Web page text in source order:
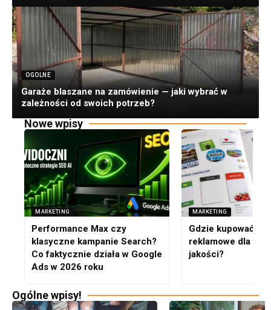
OGOLNE
Garaże blaszane na zamówienie — jaki wybrać w
zależności od swoich potrzeb?
Nowe wpisy
MARKETING
Performance Max czy
klasyczne kampanie Search?
Co faktycznie działa w Google
Ads w 2026 roku
MARKETING
Gdzie kupować
reklamowe dla
jakości?
Ogólne wpisy!